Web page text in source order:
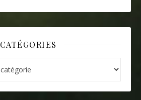
CATÉGORIES